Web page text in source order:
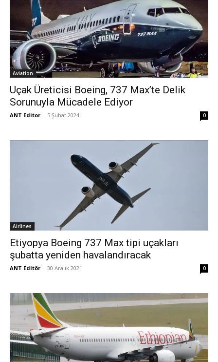
Aviation
Uçak Üreticisi Boeing, 737 Max’te Delik
Sorunuyla Mücadele Ediyor
ANT Editor - 5 Şubat 2024 0
Airlines
Etiyopya Boeing 737 Max tipi uçakları
şubatta yeniden havalandıracak
ANT Editör - 30 Aralık 2021 0